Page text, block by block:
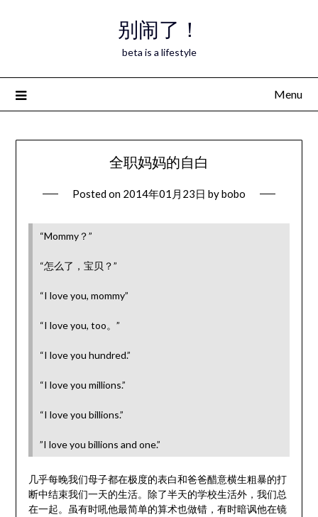
别闹了！
beta is a lifestyle
Menu
全职妈妈的自白
Posted on 2014年01月23日 bybobo
“Mommy？”
“怎么了，宝贝？”
“I love you, mommy”
“I love you, too。”
“I love you hundred.”
“I love you millions.”
“I love you billions.”
”I love you billions and one.”
几乎每晚我们母子都在极度的表白和爸爸醋意横生粗暴的打
断中结束我们一天的生活。除了半天的学校生活外，我们总
在一起。虽有时吼他最简单的算术也做错，有时暗讽他在镜